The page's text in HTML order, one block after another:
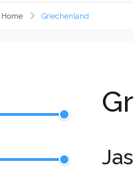
Home Griechenland